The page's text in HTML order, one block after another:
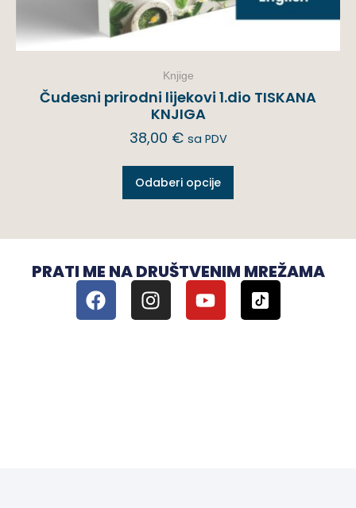
Knjige
Čudesni prirodni lijekovi 1.dio TISKANA
KNJIGA
38,00 € sa PDV
Odaberi opcije
PRATI ME NA DRUŠTVENIM MREŽAMA